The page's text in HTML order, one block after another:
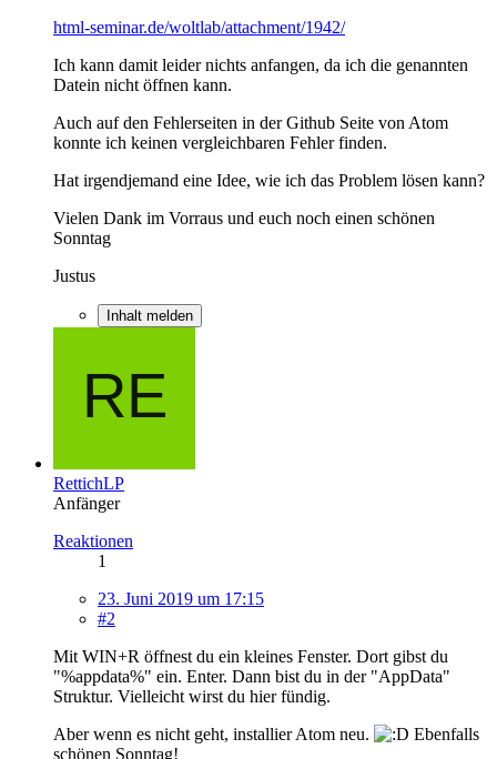
html-seminar.de/woltlab/attachment/1942/
Ich kann damit leider nichts anfangen, da ich die genannten
Datein nicht öffnen kann.
Auch auf den Fehlerseiten in der Github Seite von Atom
konnte ich keinen vergleichbaren Fehler finden.
Hat irgendjemand eine Idee, wie ich das Problem lösen kann?
Vielen Dank im Vorraus und euch noch einen schönen
Sonntag
Justus
Inhalt melden
RettichLP
Anfänger
Reaktionen
1
23. Juni 2019 um 17:15
#2
Mit WIN+R öffnest du ein kleines Fenster. Dort gibst du
"%appdata%" ein. Enter. Dann bist du in der "AppData"
Struktur. Vielleicht wirst du hier fündig.
Aber wenn es nicht geht, installier Atom neu.
Ebenfalls
schönen Sonntag!